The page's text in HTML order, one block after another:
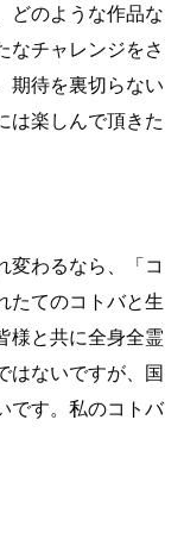
どのような作品な
なチャレンジをさ
期待を裏切らない
は楽しんで頂きた
変わるなら、「コ
たてのコトバと生
様と共に全身全霊
はないですが、国
です。私のコトバ